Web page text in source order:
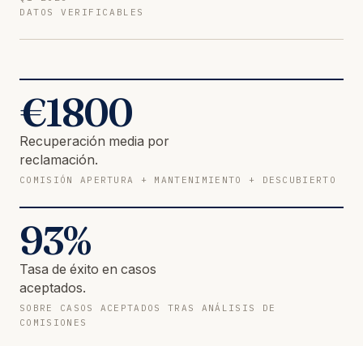
DATOS VERIFICABLES
€1800
Recuperación media por
reclamación.
COMISIÓN APERTURA + MANTENIMIENTO + DESCUBIERTO
93%
Tasa de éxito en casos
aceptados.
SOBRE CASOS ACEPTADOS TRAS ANÁLISIS DE
COMISIONES